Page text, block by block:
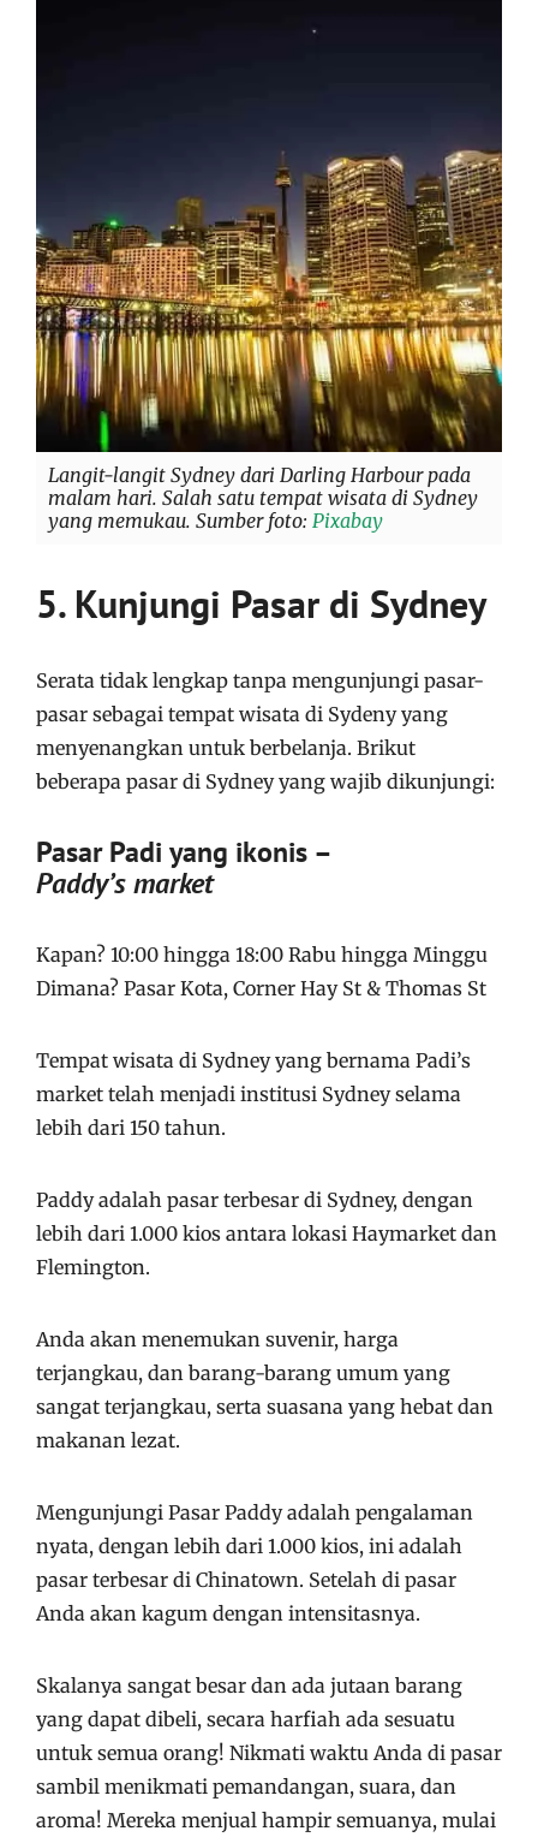
Langit-langit Sydney dari Darling Harbour pada
malam hari. Salah satu tempat wisata di Sydney
yang memukau. Sumber foto: Pixabay
5. Kunjungi Pasar di Sydney
Serata tidak lengkap tanpa mengunjungi pasar-
pasar sebagai tempat wisata di Sydeny yang
menyenangkan untuk berbelanja. Brikut
beberapa pasar di Sydney yang wajib dikunjungi:
Pasar Padi yang ikonis –
Paddy’smarket
Kapan? 10:00 hingga 18:00 Rabu hingga Minggu
Dimana? Pasar Kota, Corner Hay St & Thomas St
Tempat wisata di Sydney yang bernama Padi’s
market telah menjadi institusi Sydney selama
lebih dari 150 tahun.
Paddy adalah pasar terbesar di Sydney, dengan
lebih dari 1.000 kios antara lokasi Haymarket dan
Flemington.
Anda akan menemukan suvenir, harga
terjangkau, dan barang-barang umum yang
sangat terjangkau, serta suasana yang hebat dan
makanan lezat.
Mengunjungi Pasar Paddy adalah pengalaman
nyata, dengan lebih dari 1.000 kios, ini adalah
pasar terbesar di Chinatown. Setelah di pasar
Anda akan kagum dengan intensitasnya.
Skalanya sangat besar dan ada jutaan barang
yang dapat dibeli, secara harfiah ada sesuatu
untuk semua orang! Nikmati waktu Anda di pasar
sambil menikmati pemandangan, suara, dan
aroma! Mereka menjual hampir semuanya, mulai